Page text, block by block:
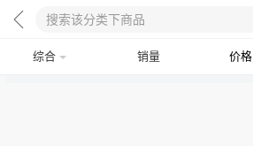
综合 销量 价格